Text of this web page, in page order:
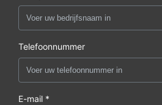
Telefoonnummer
E-mail *